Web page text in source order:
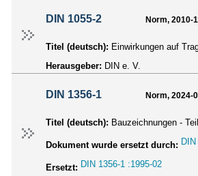
DIN 1055-2 Norm, 2010-
Titel (deutsch): Einwirkungen auf
Herausgeber: DIN e. V.
DIN 1356-1 Norm, 2024-
Titel (deutsch): Bauzeichnungen -
Dokument wurde ersetzt durch:
Ersetzt: DIN 1356-1 :1995-02